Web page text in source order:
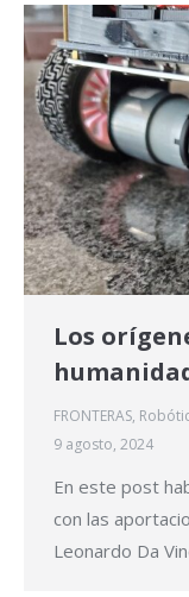
Los
FRONTERAS,
9 agosto, 2024
En este post
con las
Leonardo Da